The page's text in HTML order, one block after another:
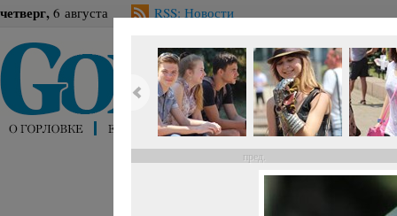
четверг, 6 августа RSS: Новости
пред.